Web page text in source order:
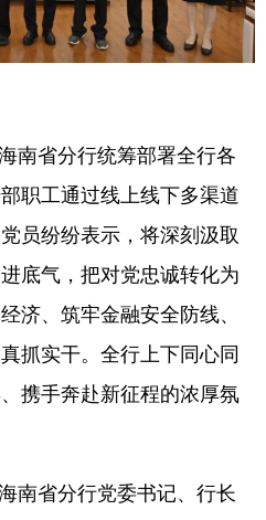
省分行统筹部署全行各
职工通过线上线下多渠道
员纷纷表示，将深刻汲取
底气，把对党忠诚转化为
济、筑牢金融安全防线、
抓实干。全行上下同心同
携手奔赴新征程的浓厚氛
省分行党委书记、行长